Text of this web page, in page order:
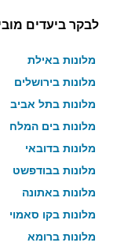
לבקר ביעדים
מלונות באילת
מלונות בירושלים
מלונות בתל אביב
מלונות בים המלח
מלונות בדובאי
מלונות בבודפשט
מלונות באתונה
מלונות בקו סאמוי
מלונות ברומא